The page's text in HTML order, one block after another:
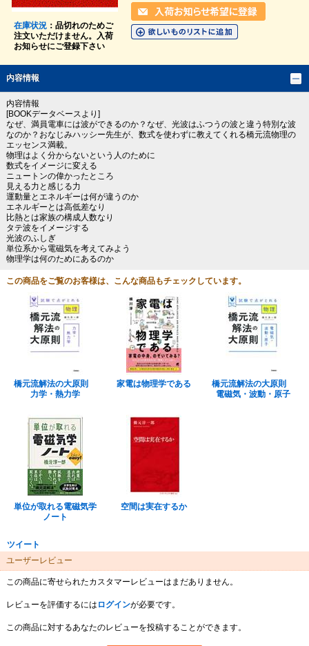
在庫状況：品切れのためご
注文いただけません。入荷
お知らせにご登録下さい
内容情報
内容情報
[BOOKデータベースより]
なぜ、満員電車には波ができるのか？なぜ、光波はふつうの波と違う特別な波
なのか？おなじみハッシー先生が、数式を使わずに教えてくれる橋元流物理の
エッセンス満載。
物理はよく分からないという人のために
数式をイメージに変える
ニュートンの偉かったところ
見える力と感じる力
運動量とエネルギーは何が違うのか
エネルギーとは高低差なり
比熱とは家族の構成人数なり
タテ波をイメージする
光波のふしぎ
単位系から電磁気を考えてみよう
物理学は何のためにあるのか
この商品をご覧のお客様は、こんな商品もチェックしています。
橋元流解法の大原則
力学・熱力学
家電は物理学である
橋元流解法の大原則
電磁気・波動・原子
単位が取れる電磁気学
ノート
空間は実在するか
ツイート
ユーザーレビュー
この商品に寄せられたカスタマーレビューはまだありません。
レビューを評価するには ログインが必要です。
この商品に対するあなたのレビューを投稿することができます。